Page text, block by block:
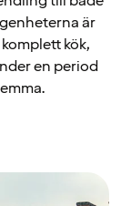
är
kök,
en period